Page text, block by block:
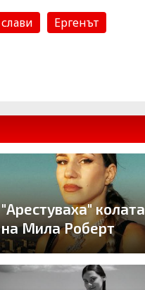
слави Ергенът
"Арестуваха" колата
на Мила Роберт